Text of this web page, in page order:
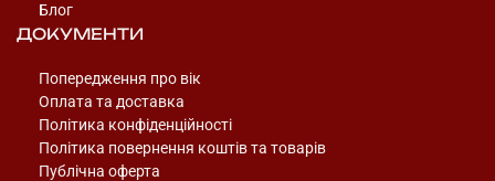
Блог
ДОКУМЕНТИ
Попередження про вік
Оплата та доставка
Політика конфіденційності
Політика повернення коштів та товарів
Публічна оферта